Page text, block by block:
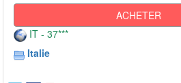
ACHETER
IT - 37***
Italie